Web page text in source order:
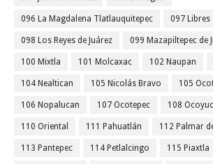
096 La Magdalena Tlatlauquitepec 097 Libres
098 Los Reyes de Juárez 099 Mazapiltepec de
100 Mixtla 101 Molcaxac 102 Naupan
104 Nealtican 105 Nicolás Bravo 105
106 Nopalucan 107 Ocotepec 108
110 Oriental 111 Pahuatlán 112 Palmar
113 Pantepec 114 Petlalcingo 115 Piaxtla